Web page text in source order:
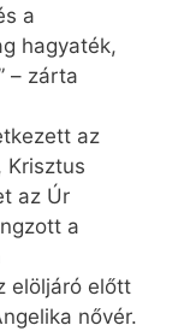
a
hagyaték,
– zárta
az
Krisztus
az Úr
a
elöljáró előtt
nővér.